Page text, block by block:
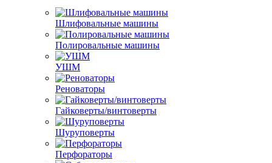
Шлифовальные машины
Полировальные машины
УШМ
Реноваторы
Гайковерты/винтоверты
Шуруповерты
Перфораторы